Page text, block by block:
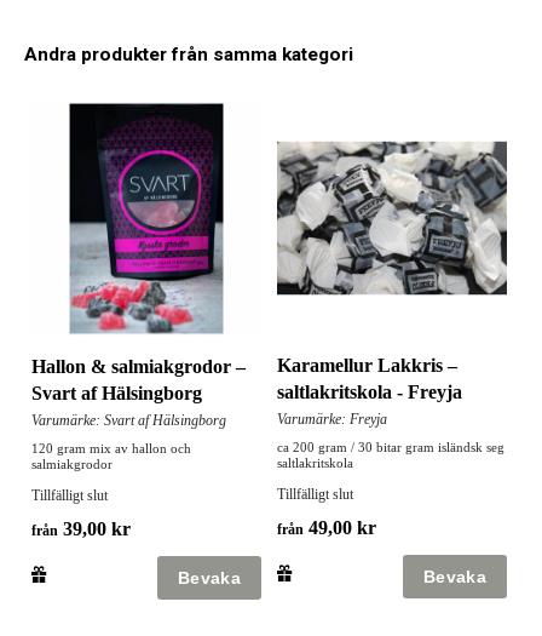
Andra produkter från samma kategori
Hallon & salmiakgrodor –
Svart af Hälsingborg
Varumärke: Svart af Hälsingborg
120 gram mix av hallon och
salmiakgrodor
Tillfälligt slut
från 39,00 kr
Karamellur Lakkris –
saltlakritskola - Freyja
Varumärke: Freyja
ca 200 gram / 30 bitar gram isländsk seg
saltlakritskola
Tillfälligt slut
från 49,00 kr